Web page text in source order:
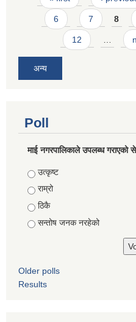
6 7 8
12 …
अन्य
Poll
माई नगरपालिकाले उपलब्ध गराएको
Choices
उत्कृष्ट
राम्रो
ठिकै
सन्तोष जनक नरहेको
Older polls
Results